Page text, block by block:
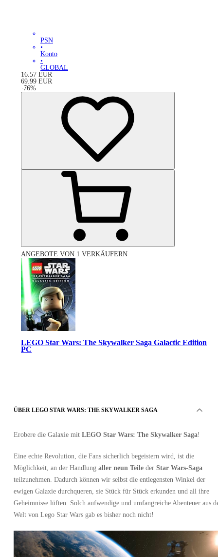
PSN
•
Konto
•
GLOBAL
16.57 EUR
69.99 EUR
-76%
ANGEBOTE VON 1 VERKÄUFERN
LEGO Star Wars: The Skywalker Saga Galactic Edition
PC
Steam
Geschenk
•
GLOBAL
81.52
EUR
ÜBER LEGO STAR WARS: THE SKYWALKER SAGA
Erobere die Galaxie mit LEGO Star Wars: The Skywalker Saga!
Eine echte Revolution, die Fans sicherlich begeistern wird, ist die
Möglichkeit, an der Handlung aller neun Teile der Star Wars-Saga
teilzunehmen. Dadurch können wir selbst die entlegensten Winkel der
ewigen Galaxie durchqueren, sie Stück für Stück erkunden und all ihre
Geheimnisse lüften. Solch aufwendige und umfangreiche Abenteuer aus
Welt von Lego Star Wars gab es bisher noch nicht!